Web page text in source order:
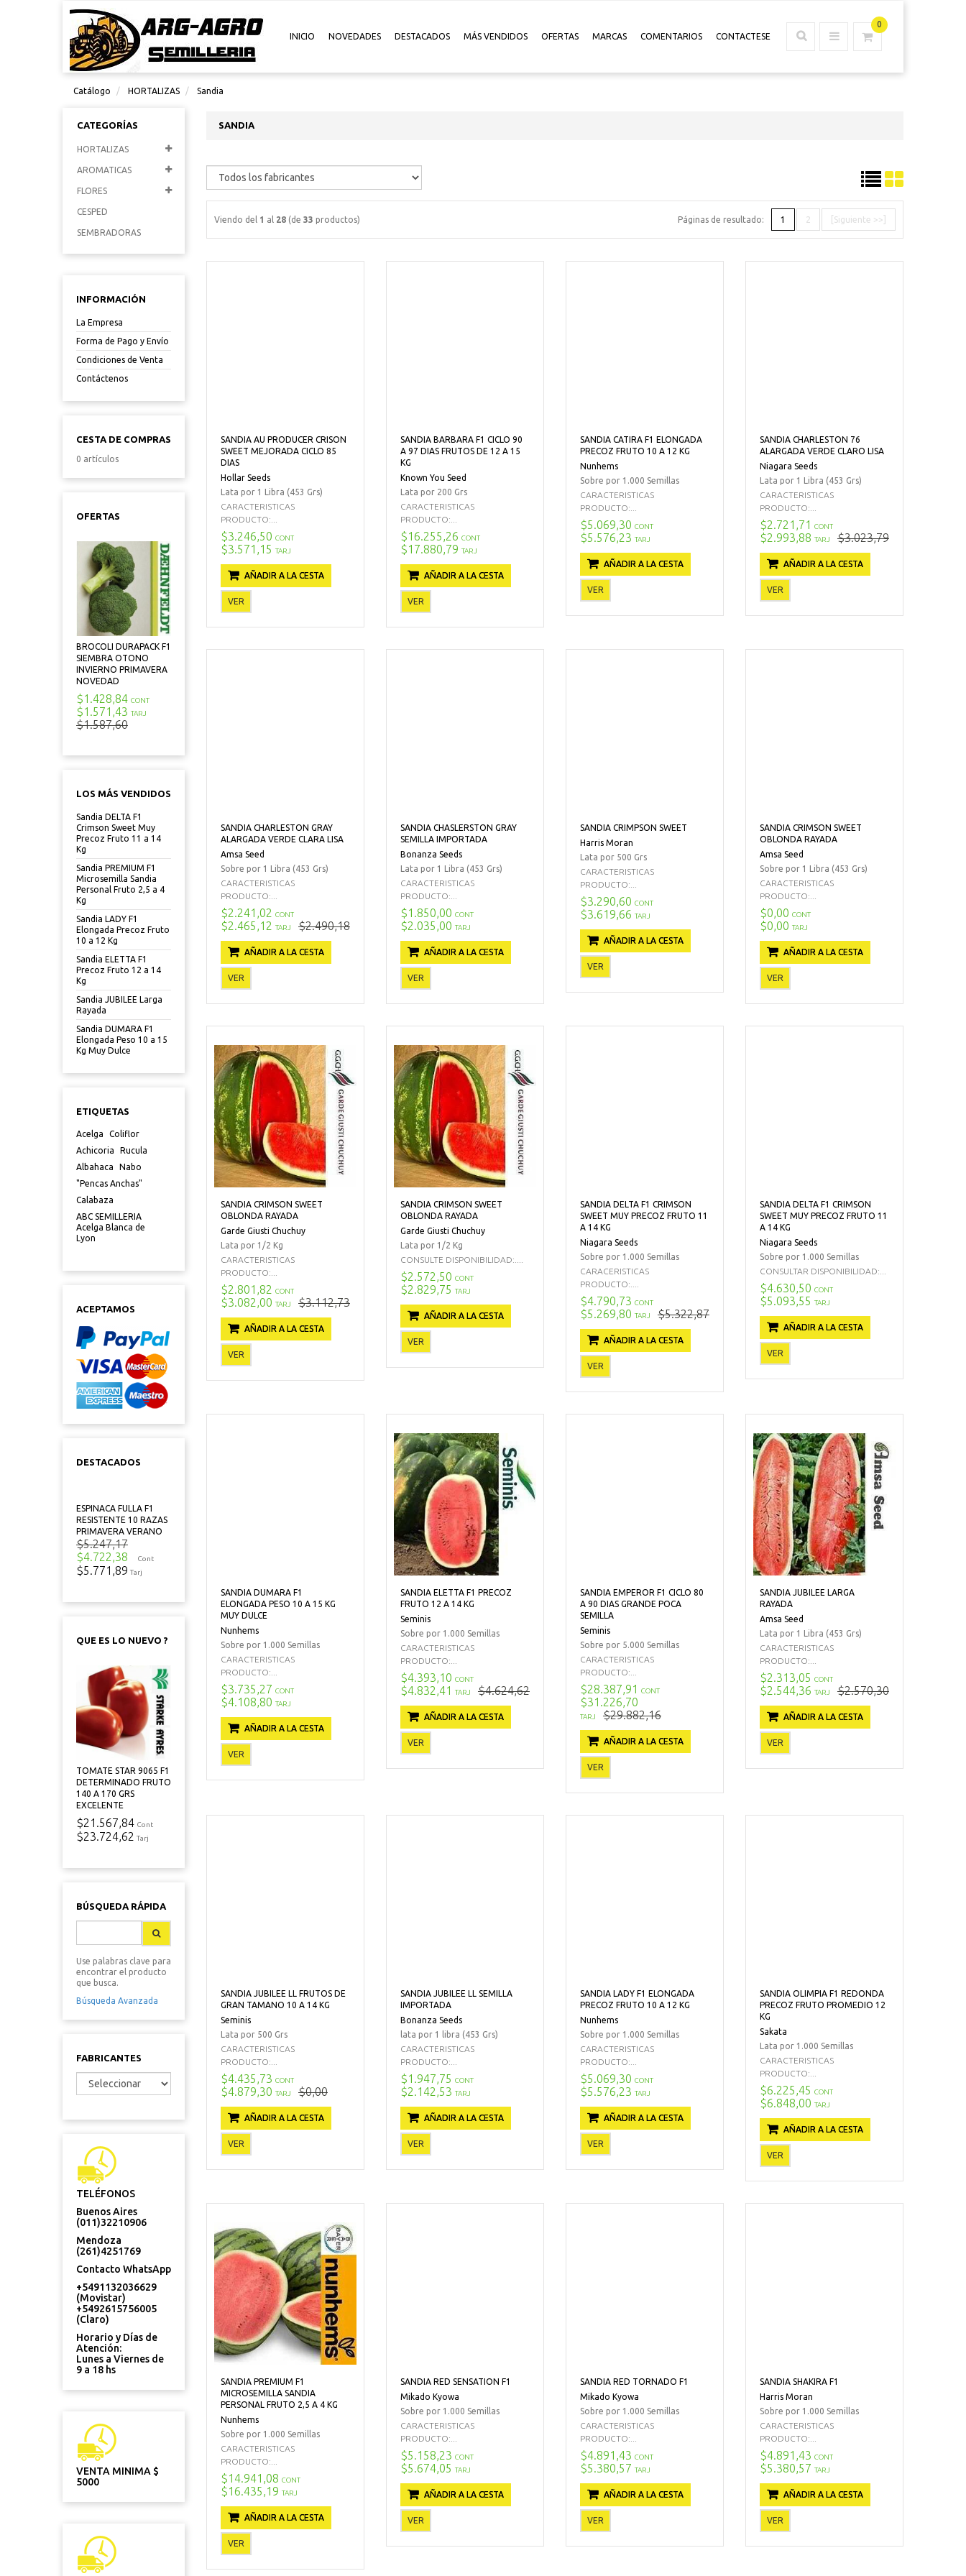
INICIO NOVEDADES DESTACADOS MÁS VENDIDOS OFERTAS MARCAS COMENTARIOS CONTACTESE
0
Catálogo HORTALIZAS Sandia
CATEGORÍAS
HORTALIZAS
AROMATICAS
FLORES
CESPED
SEMBRADORAS
INFORMACIÓN
La Empresa
Forma de Pago y Envío
Condiciones de Venta
Contáctenos
CESTA DE COMPRAS
0 artículos
OFERTAS
BROCOLI DURAPACK F1
SIEMBRA OTONO
INVIERNO PRIMAVERA
NOVEDAD
$1.428,84 CONT
$1.571,43 TARJ
$1.587,60
LOS MÁS VENDIDOS
Sandia DELTA F1
Crimson Sweet Muy
Precoz Fruto 11 a 14
Kg
Sandia PREMIUM F1
Microsemilla Sandia
Personal Fruto 2,5 a 4
Kg
Sandia LADY F1
Elongada Precoz Fruto
10 a 12 Kg
Sandia ELETTA F1
Precoz Fruto 12 a 14
Kg
Sandia JUBILEE Larga
Rayada
Sandia DUMARA F1
Elongada Peso 10 a 15
Kg Muy Dulce
ETIQUETAS
Acelga
Coliflor
Achicoria
Rucula
Albahaca
Nabo
"Pencas Anchas"
Calabaza
ABC SEMILLERIA
Acelga Blanca de
Lyon
ACEPTAMOS
DESTACADOS
ESPINACA FULLA F1
RESISTENTE 10 RAZAS
PRIMAVERA VERANO
$5.247,17
$4.722,38
Cont
$5.771,89 Tarj
QUE ES LO NUEVO ?
TOMATE STAR 9065 F1
DETERMINADO FRUTO
140 A 170 GRS
EXCELENTE
$21.567,84 Cont
$23.724,62 Tarj
BÚSQUEDA RÁPIDA
Use palabras clave para
encontrar el producto
que busca.
Búsqueda Avanzada
FABRICANTES
TELÉFONOS
Buenos Aires
(011)32210906
Mendoza
(261)4251769
Contacto WhatsApp
+5491132036629
(Movistar)
+5492615756005
(Claro)
Horario y Días de
Atención:
Lunes a Viernes de
9 a 18 hs
VENTA MINIMA $
5000
SANDIA
Viendo del 1 al 28 (de 33 productos) 1 2 [Siguiente >>]
Páginas de resultado:
SANDIA AU PRODUCER CRISON
SWEET MEJORADA CICLO 85
DIAS
Hollar Seeds
Lata por 1 Libra (453 Grs)
CARACTERISTICAS
PRODUCTO:...
$3.246,50 CONT
$3.571,15 TARJ
AÑADIR A LA CESTA
VER
SANDIA BARBARA F1 CICLO 90
A 97 DIAS FRUTOS DE 12 A 15
KG
Known You Seed
Lata por 200 Grs
CARACTERISTICAS
PRODUCTO:...
$16.255,26 CONT
$17.880,79 TARJ
AÑADIR A LA CESTA
VER
SANDIA CATIRA F1 ELONGADA
PRECOZ FRUTO 10 A 12 KG
Nunhems
Sobre por 1.000 Semillas
CARACTERISTICAS
PRODUCTO:...
$5.069,30 CONT
$5.576,23 TARJ
AÑADIR A LA CESTA
VER
SANDIA CHARLESTON 76
ALARGADA VERDE CLARO LISA
Niagara Seeds
Lata por 1 Libra (453 Grs)
CARACTERISTICAS
PRODUCTO:...
$2.721,71 CONT
$2.993,88 TARJ $3.023,79
AÑADIR A LA CESTA
VER
SANDIA CHARLESTON GRAY
ALARGADA VERDE CLARA LISA
Amsa Seed
Sobre por 1 Libra (453 Grs)
CARACTERISTICAS
PRODUCTO:...
$2.241,02 CONT
$2.465,12 TARJ $2.490,18
AÑADIR A LA CESTA
VER
SANDIA CHASLERSTON GRAY
SEMILLA IMPORTADA
Bonanza Seeds
Lata por 1 Libra (453 Grs)
CARACTERISTICAS
PRODUCTO:...
$1.850,00 CONT
$2.035,00 TARJ
AÑADIR A LA CESTA
VER
SANDIA CRIMPSON SWEET
Harris Moran
Lata por 500 Grs
CARACTERISTICAS
PRODUCTO:...
$3.290,60 CONT
$3.619,66 TARJ
AÑADIR A LA CESTA
VER
SANDIA CRIMSON SWEET
OBLONDA RAYADA
Amsa Seed
Sobre por 1 Libra (453 Grs)
CARACTERISTICAS
PRODUCTO:...
$0,00 CONT
$0,00 TARJ
AÑADIR A LA CESTA
VER
SANDIA CRIMSON SWEET
OBLONDA RAYADA
Garde Giusti Chuchuy
Lata por 1/2 Kg
CARACTERISTICAS
PRODUCTO:...
$2.801,82 CONT
$3.082,00 TARJ $3.112,73
AÑADIR A LA CESTA
VER
SANDIA CRIMSON SWEET
OBLONDA RAYADA
Garde Giusti Chuchuy
Lata por 1/2 Kg
CONSULTE DISPONIBILIDAD:....
$2.572,50 CONT
$2.829,75 TARJ
AÑADIR A LA CESTA
VER
SANDIA DELTA F1 CRIMSON
SWEET MUY PRECOZ FRUTO 11
A 14 KG
Niagara Seeds
Sobre por 1.000 Semillas
CARACERISTICAS
PRODUCTO:....
$4.790,73 CONT
$5.269,80 TARJ $5.322,87
AÑADIR A LA CESTA
VER
SANDIA DELTA F1 CRIMSON
SWEET MUY PRECOZ FRUTO 11
A 14 KG
Niagara Seeds
Sobre por 1.000 Semillas
CONSULTAR DISPONIBILIDAD:...
$4.630,50 CONT
$5.093,55 TARJ
AÑADIR A LA CESTA
VER
SANDIA DUMARA F1
ELONGADA PESO 10 A 15 KG
MUY DULCE
Nunhems
Sobre por 1.000 Semillas
CARACTERISTICAS
PRODUCTO:...
$3.735,27 CONT
$4.108,80 TARJ
AÑADIR A LA CESTA
VER
SANDIA ELETTA F1 PRECOZ
FRUTO 12 A 14 KG
Seminis
Sobre por 1.000 Semillas
CARACTERISTICAS
PRODUCTO:...
$4.393,10 CONT
$4.832,41 TARJ $4.624,62
AÑADIR A LA CESTA
VER
SANDIA EMPEROR F1 CICLO 80
A 90 DIAS GRANDE POCA
SEMILLA
Seminis
Sobre por 5.000 Semillas
CARACTERISTICAS
PRODUCTO:...
$28.387,91 CONT
$31.226,70
TARJ $29.882,16
AÑADIR A LA CESTA
VER
SANDIA JUBILEE LARGA
RAYADA
Amsa Seed
Lata por 1 Libra (453 Grs)
CARACTERISTICAS
PRODUCTO:...
$2.313,05 CONT
$2.544,36 TARJ $2.570,30
AÑADIR A LA CESTA
VER
SANDIA JUBILEE LL FRUTOS DE
GRAN TAMANO 10 A 14 KG
Seminis
Lata por 500 Grs
CARACTERISTICAS
PRODUCTO:...
$4.435,73 CONT
$4.879,30 TARJ $0,00
AÑADIR A LA CESTA
VER
SANDIA JUBILEE LL SEMILLA
IMPORTADA
Bonanza Seeds
lata por 1 libra (453 Grs)
CARACTERISTICAS
PRODUCTO:...
$1.947,75 CONT
$2.142,53 TARJ
AÑADIR A LA CESTA
VER
SANDIA LADY F1 ELONGADA
PRECOZ FRUTO 10 A 12 KG
Nunhems
Sobre por 1.000 Semillas
CARACTERISTICAS
PRODUCTO:...
$5.069,30 CONT
$5.576,23 TARJ
AÑADIR A LA CESTA
VER
SANDIA OLIMPIA F1 REDONDA
PRECOZ FRUTO PROMEDIO 12
KG
Sakata
Lata por 1.000 Semillas
CARACTERISTICAS
PRODUCTO:...
$6.225,45 CONT
$6.848,00 TARJ
AÑADIR A LA CESTA
VER
SANDIA PREMIUM F1
MICROSEMILLA SANDIA
PERSONAL FRUTO 2,5 A 4 KG
Nunhems
Sobre por 1.000 Semillas
CARACTERISTICAS
PRODUCTO:...
$14.941,08 CONT
$16.435,19 TARJ
AÑADIR A LA CESTA
VER
SANDIA RED SENSATION F1
Mikado Kyowa
Sobre por 1.000 Semillas
CARACTERISTICAS
PRODUCTO:...
$5.158,23 CONT
$5.674,05 TARJ
AÑADIR A LA CESTA
VER
SANDIA RED TORNADO F1
Mikado Kyowa
Sobre por 1.000 Semillas
CARACTERISTICAS
PRODUCTO:...
$4.891,43 CONT
$5.380,57 TARJ
AÑADIR A LA CESTA
VER
SANDIA SHAKIRA F1
Harris Moran
Sobre por 1.000 Semillas
CARACTERISTICAS
PRODUCTO:...
$4.891,43 CONT
$5.380,57 TARJ
AÑADIR A LA CESTA
VER